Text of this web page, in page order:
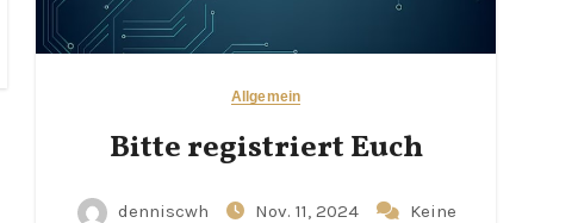
Allgemein
Bitte registriert Euch
denniscwh Nov. 11, 2024
Keine